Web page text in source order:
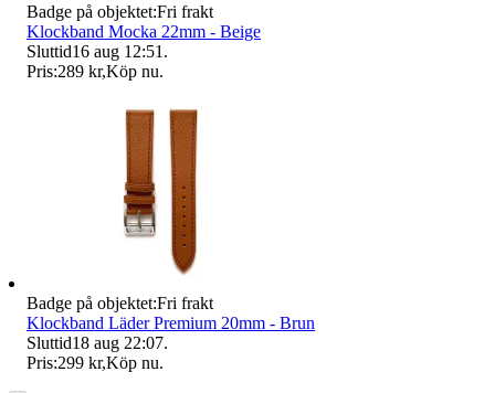
Badge på objektet:Fri frakt
Klockband Mocka 22mm - Beige
Sluttid16 aug 12:51 .
Pris:289 kr,Köp nu.
Badge på objektet:Fri frakt
Klockband Läder Premium 20mm - Brun
Sluttid18 aug 22:07.
Pris:299 kr,Köp nu.